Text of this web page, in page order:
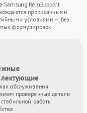
Samsung RemSupport
прописанными
условиями — без
формулировок.
обслуживания
проверенные детали
работы